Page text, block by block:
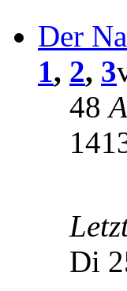
Der
1, 2, 3
48
Di